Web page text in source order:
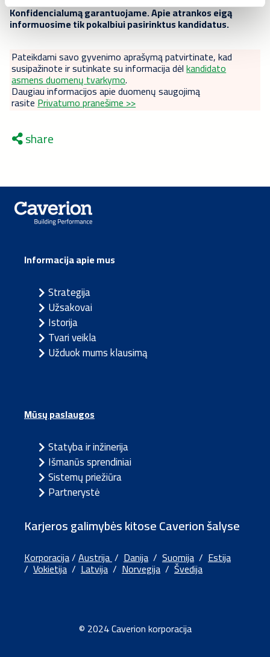
Konfidencialumą garantuojame. Apie atrankos eigą
informuosime tik pokalbiui pasirinktus kandidatus.
Pateikdami savo gyvenimo aprašymą patvirtinate, kad
susipažinote ir sutinkate su informacija dėlkandidato
asmens duomenų tvarkymo.
Daugiau informacijos apie duomenų saugojimą
rasitePrivatumo pranešime >>
share
Informacija apie mus
Strategija
Užsakovai
Istorija
Tvari veikla
Užduok mums klausimą
Mūsų paslaugos
Statyba ir inžinerija
Išmanūs sprendiniai
Sistemų priežiūra
Partnerystė
Karjeros galimybės kitose Caverion šalyse
Korporacija/Austrija/ Danija / Suomija / Estija
/ Vokietija / Latvija / Norvegija / Švedija
© 2024 Caverion korporacija